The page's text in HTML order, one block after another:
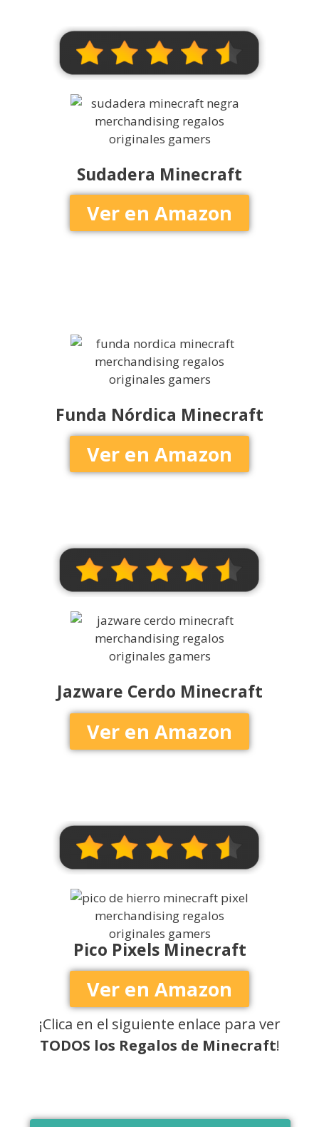
Sudadera Minecraft
Ver en Amazon
Funda Nórdica Minecraft
Ver en Amazon
Jazware Cerdo Minecraft
Ver en Amazon
Pico Pixels Minecraft
Ver en Amazon
¡Clica en el siguiente enlace para ver
TODOS los Regalos de Minecraft!